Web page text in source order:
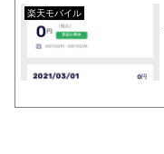
楽天モバイル